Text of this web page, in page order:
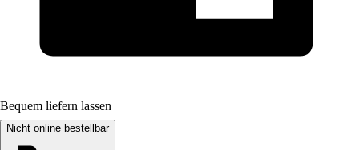
Bequem liefern lassen
Nicht online bestellbar